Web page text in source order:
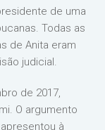
de uma
Todas as
de Anita eram
judicial.
de 2017,
O argumento
à